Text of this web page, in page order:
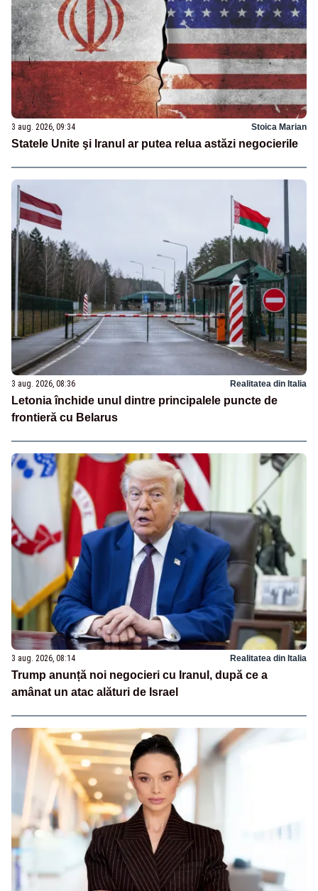
3 aug. 2026, 09:34 Stoica Marian
Statele Unite şi Iranul ar putea relua astăzi negocierile
3 aug. 2026, 08:36 Realitatea din Italia
Letonia închide unul dintre principalele puncte de
frontieră cu Belarus
3 aug. 2026, 08:14 Realitatea din Italia
Trump anunță noi negocieri cu Iranul, după ce a
amânat un atac alături de Israel